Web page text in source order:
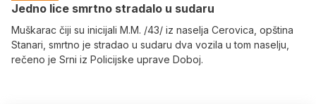
Јedno lice smrtno stradalo u sudaru
Muškarac čiji su inicijali M.M. /43/ iz naselja Cerovica, opština
Stanari, smrtno je stradao u sudaru dva vozila u tom naselju,
rečeno je Srni iz Policijske uprave Doboj.